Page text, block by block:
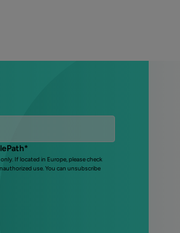
*
If located in Europe, please check
use. You can unsubscribe